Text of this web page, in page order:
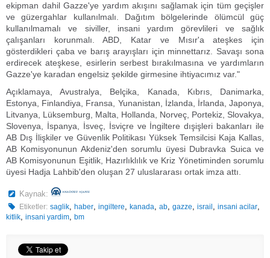
ekipman dahil Gazze'ye yardım akışını sağlamak için tüm geçişler
ve güzergahlar kullanılmalı. Dağıtım bölgelerinde ölümcül güç
kullanılmamalı ve siviller, insani yardım görevlileri ve sağlık
çalışanları korunmalı. ABD, Katar ve Mısır'a ateşkes için
gösterdikleri çaba ve barış arayışları için minnettarız. Savaşı sona
erdirecek ateşkese, esirlerin serbest bırakılmasına ve yardımların
Gazze'ye karadan engelsiz şekilde girmesine ihtiyacımız var."
Açıklamaya, Avustralya, Belçika, Kanada, Kıbrıs, Danimarka,
Estonya, Finlandiya, Fransa, Yunanistan, İzlanda, İrlanda, Japonya,
Litvanya, Lüksemburg, Malta, Hollanda, Norveç, Portekiz, Slovakya,
Slovenya, İspanya, İsveç, İsviçre ve İngiltere dışişleri bakanları ile
AB Dış İlişkiler ve Güvenlik Politikası Yüksek Temsilcisi Kaja Kallas,
AB Komisyonunun Akdeniz'den sorumlu üyesi Dubravka Suica ve
AB Komisyonunun Eşitlik, Hazırlıklılık ve Kriz Yönetiminden sorumlu
üyesi Hadja Lahbib'den oluşan 27 uluslararası ortak imza attı.
Kaynak:
Etiketler: saglik,haber,ingiltere,kanada,ab,gazze,israil ,insani acilar,
kitlik, insani yardim, bm